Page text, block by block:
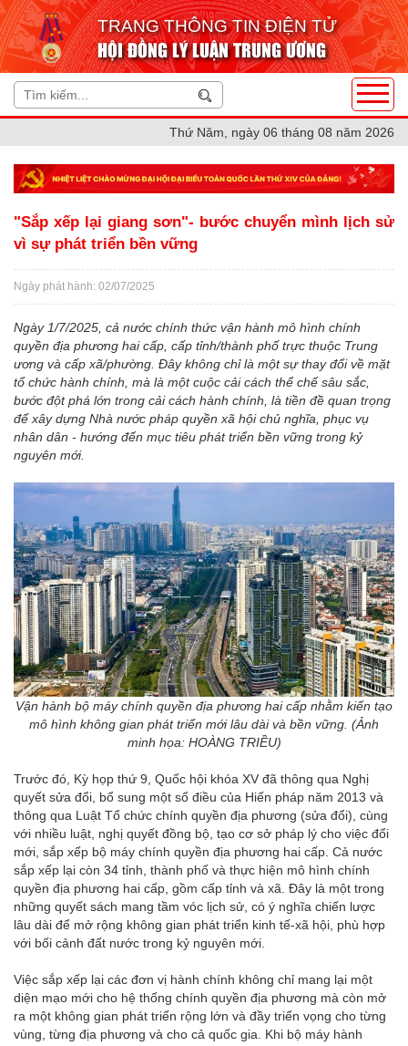
TRANG THÔNG TIN ĐIỆN TỬ
HỘI ĐỒNG LÝ LUẬN TRUNG ƯƠNG
Thứ Năm, ngày 06 tháng 08 năm 2026
"Sắp xếp lại giang sơn"- bước chuyển mình lịch sử
vì sự phát triển bền vững
Ngày phát hành: 02/07/2025
Ngày 1/7/2025, cả nước chính thức vận hành mô hình chính
quyền địa phương hai cấp, cấp tỉnh/thành phố trực thuộc Trung
ương và cấp xã/phường. Đây không chỉ là một sự thay đổi về mặt
tổ chức hành chính, mà là một cuộc cải cách thể chế sâu sắc,
bước đột phá lớn trong cải cách hành chính, là tiền đề quan trọng
để xây dựng Nhà nước pháp quyền xã hội chủ nghĩa, phục vụ
nhân dân - hướng đến mục tiêu phát triển bền vững trong kỷ
nguyên mới.
Vận hành bộ máy chính quyền địa phương hai cấp nhằm kiến tạo
mô hình không gian phát triển mới lâu dài và bền vững. (Ảnh
minh họa: HOÀNG TRIỀU)
Trước đó, Kỳ họp thứ 9, Quốc hội khóa XV đã thông qua Nghị
quyết sửa đổi, bổ sung một số điều của Hiến pháp năm 2013 và
thông qua Luật Tổ chức chính quyền địa phương (sửa đổi), cùng
với nhiều luật, nghị quyết đồng bộ, tạo cơ sở pháp lý cho việc đổi
mới, sắp xếp bộ máy chính quyền địa phương hai cấp. Cả nước
sắp xếp lại còn 34 tỉnh, thành phố và thực hiện mô hình chính
quyền địa phương hai cấp, gồm cấp tỉnh và xã. Đây là một trong
những quyết sách mang tầm vóc lịch sử, có ý nghĩa chiến lược
lâu dài để mở rộng không gian phát triển kinh tế-xã hội, phù hợp
với bối cảnh đất nước trong kỷ nguyên mới.
Việc sắp xếp lại các đơn vị hành chính không chỉ mang lại một
diện mạo mới cho hệ thống chính quyền địa phương mà còn mở
ra một không gian phát triển rộng lớn và đầy triển vọng cho từng
vùng, từng địa phương và cho cả quốc gia. Khi bộ máy hành